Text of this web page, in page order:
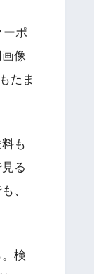
ーポ
像
たま
も
る
、
検